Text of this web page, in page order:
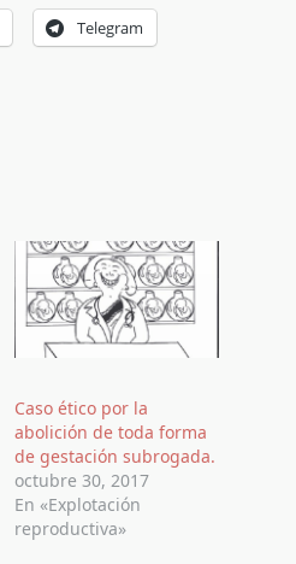
Telegram
Caso ético por la
abolición de toda forma
de gestación subrogada.
octubre 30, 2017
En «Explotación
reproductiva»